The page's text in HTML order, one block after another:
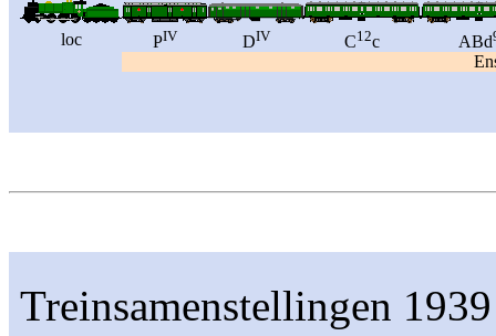
loc PIV DIV C12c ABd
Treinsamenstellingen 1939